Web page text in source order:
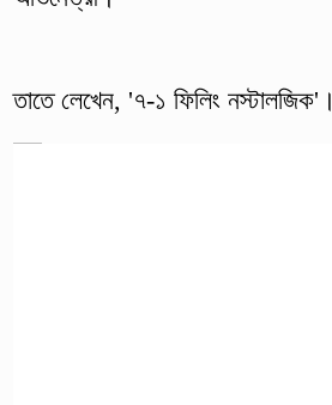
তাতে লেখেন, '৭-১ ফিলিং নস্টালজিক'।